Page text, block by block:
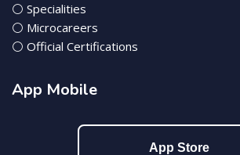
⚪ Specialities
⚪ Microcareers
⚪ Official Certifications
App Mobile
App Store